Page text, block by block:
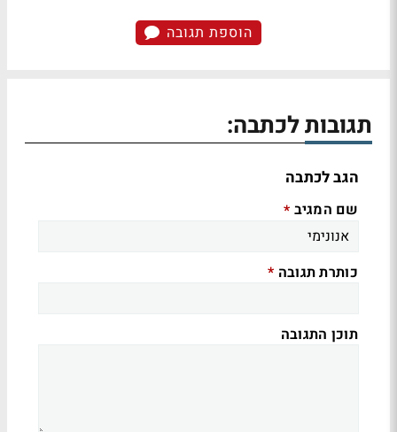
הוספת תגובה
תגובות לכתבה:
הגב לכתבה
שם המגיב *
כותרת תגובה *
תוכן התגובה